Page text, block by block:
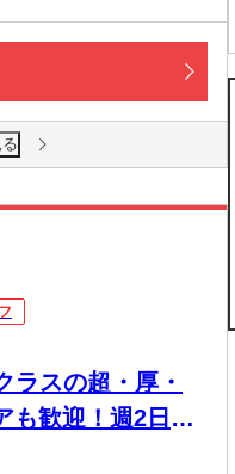
ラスの超・厚・
も歓迎！週2日～